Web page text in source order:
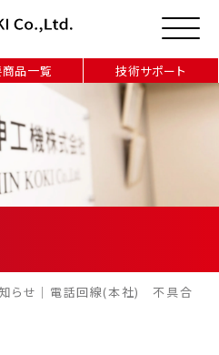
品一覧 技術サポート
らせ｜電話回線(本社) 不具合